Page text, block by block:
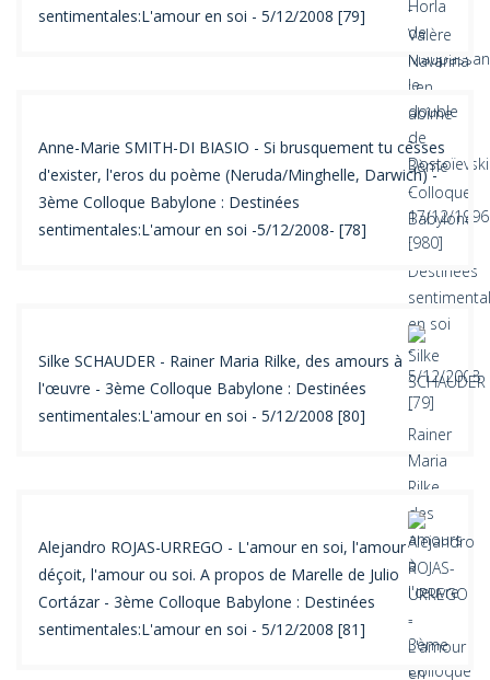
sentimentales:L'amour en soi - 5/12/2008 [79]
Anne-Marie SMITH-DI BIASIO - Si brusquement tu cesses
d'exister, l'eros du poème (Neruda/Minghelle, Darwich) -
3ème Colloque Babylone : Destinées
sentimentales:L'amour en soi -5/12/2008- [78]
Silke SCHAUDER - Rainer Maria Rilke, des amours à
l'œuvre - 3ème Colloque Babylone : Destinées
sentimentales:L'amour en soi - 5/12/2008 [80]
Alejandro ROJAS-URREGO - L'amour en soi, l'amour
déçoit, l'amour ou soi. A propos de Marelle de Julio
Cortázar - 3ème Colloque Babylone : Destinées
sentimentales:L'amour en soi - 5/12/2008 [81]